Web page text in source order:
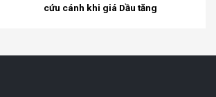
cứu cánh khi giá Dầu tăng